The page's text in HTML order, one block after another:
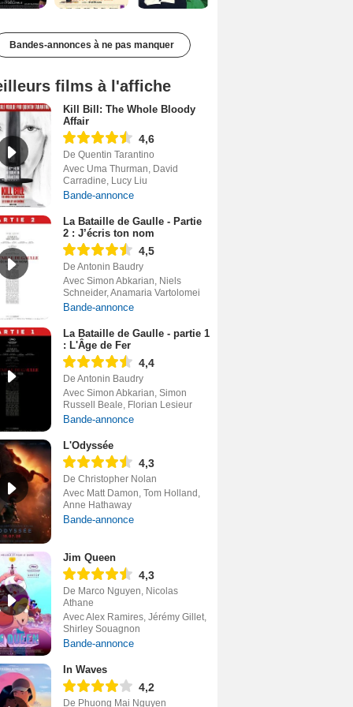
Bandes-annonces à ne pas manquer
films à l'affiche
Kill Bill: The Whole Bloody
Affair
4,6
De Quentin Tarantino
Avec Uma Thurman, David
Carradine, Lucy Liu
Bande-annonce
La Bataille de Gaulle - Partie
2 : J’écris ton nom
4,5
De Antonin Baudry
Avec Simon Abkarian, Niels
Schneider, Anamaria Vartolomei
Bande-annonce
La Bataille de Gaulle - partie 1
: L'Âge de Fer
4,4
De Antonin Baudry
Avec Simon Abkarian, Simon
Russell Beale, Florian Lesieur
Bande-annonce
L'Odyssée
4,3
De Christopher Nolan
Avec Matt Damon, Tom Holland,
Anne Hathaway
Bande-annonce
Jim Queen
4,3
De Marco Nguyen, Nicolas
Athane
Avec Alex Ramires, Jérémy Gillet,
Shirley Souagnon
Bande-annonce
In Waves
4,2
De Phuong Mai Nguyen